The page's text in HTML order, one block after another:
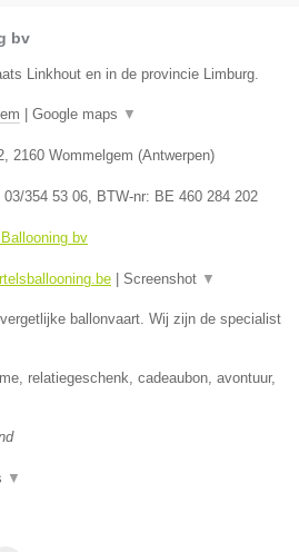
bv
Linkhout en in de provincie Limburg.
Google maps ▼
2160 Wommelgem (Antwerpen)
03/354 53 06 , BTW-nr: BE 460 284 202
bv
Screenshot ▼
ballonvaart. Wij zijn de specialist
relatiegeschenk, cadeaubon, avontuur,
▼